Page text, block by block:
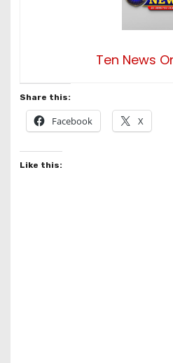
Ten News
Share this:
Facebook X
Like this: